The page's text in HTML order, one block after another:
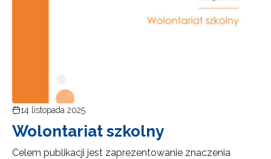
14 listopada 2025
Wolontariat szkolny
Celem publikacji jest zaprezentowanie znaczenia